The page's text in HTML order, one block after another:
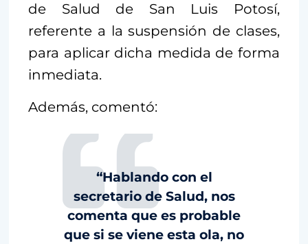
de Salud de San Luis Potosí,
referente a la suspensión de clases,
para aplicar dicha medida de forma
inmediata.
Además, comentó:
“Hablando con el
secretario de Salud, nos
comenta que es probable
que si se viene esta ola, no